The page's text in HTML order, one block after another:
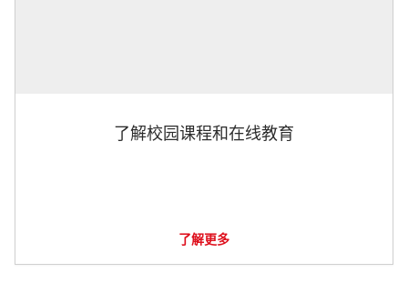
了解校园课程和在线教育
了解更多